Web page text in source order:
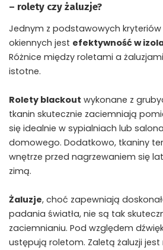
– rolety czy żaluzje?
Jednym z podstawowych kryteriów
okiennych jest efektywność w
Różnice między roletami a
istotne.
Rolety blackout wykonane z
tkanin skutecznie zaciemniają
się idealnie w sypialniach lub
domowego. Dodatkowo, tkaniny
wnętrze przed nagrzewaniem się
zimą.
Żaluzje, choć zapewniają
padania światła, nie są tak
zaciemnianiu. Pod względem
ustępują roletom. Zaletą żaluzji